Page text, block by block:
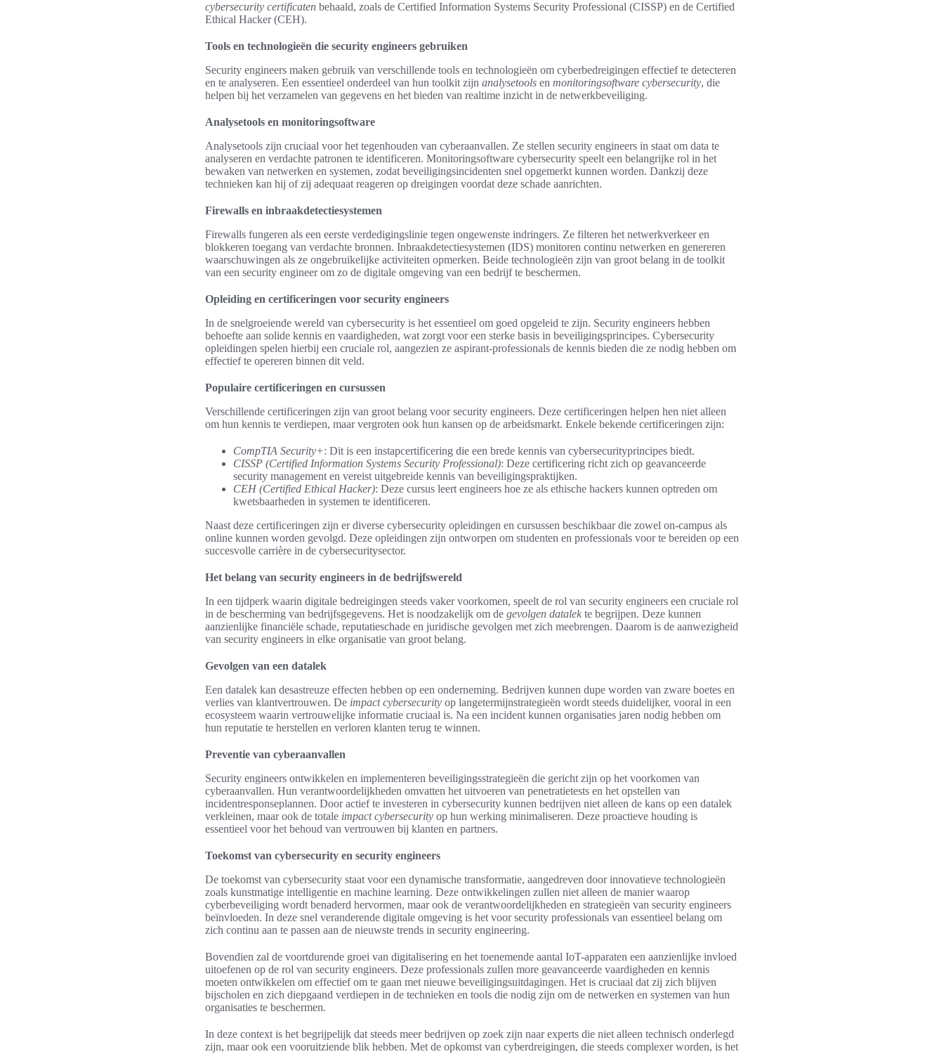
cybersecurity certificaten behaald, zoals de Certified Information Systems Security Professional (CISSP) en de Certified
Ethical Hacker (CEH).
Tools en technologieën die security engineers gebruiken
Security engineers maken gebruik van verschillende tools en technologieën om cyberbedreigingen effectief te detecteren
en te analyseren. Een essentieel onderdeel van hun toolkit zijn analysetools en monitoringsoftware cybersecurity, die
helpen bij het verzamelen van gegevens en het bieden van realtime inzicht in de netwerkbeveiliging.
Analysetools en monitoringsoftware
Analysetools zijn cruciaal voor het tegenhouden van cyberaanvallen. Ze stellen security engineers in staat om data te
analyseren en verdachte patronen te identificeren. Monitoringsoftware cybersecurity speelt een belangrijke rol in het
bewaken van netwerken en systemen, zodat beveiligingsincidenten snel opgemerkt kunnen worden. Dankzij deze
technieken kan hij of zij adequaat reageren op dreigingen voordat deze schade aanrichten.
Firewalls en inbraakdetectiesystemen
Firewalls fungeren als een eerste verdedigingslinie tegen ongewenste indringers. Ze filteren het netwerkverkeer en
blokkeren toegang van verdachte bronnen. Inbraakdetectiesystemen (IDS) monitoren continu netwerken en genereren
waarschuwingen als ze ongebruikelijke activiteiten opmerken. Beide technologieën zijn van groot belang in de toolkit
van een security engineer om zo de digitale omgeving van een bedrijf te beschermen.
Opleiding en certificeringen voor security engineers
In de snelgroeiende wereld van cybersecurity is het essentieel om goed opgeleid te zijn. Security engineers hebben
behoefte aan solide kennis en vaardigheden, wat zorgt voor een sterke basis in beveiligingsprincipes. Cybersecurity
opleidingen spelen hierbij een cruciale rol, aangezien ze aspirant-professionals de kennis bieden die ze nodig hebben om
effectief te opereren binnen dit veld.
Populaire certificeringen en cursussen
Verschillende certificeringen zijn van groot belang voor security engineers. Deze certificeringen helpen hen niet alleen
om hun kennis te verdiepen, maar vergroten ook hun kansen op de arbeidsmarkt. Enkele bekende certificeringen zijn:
CompTIA Security+: Dit is een instapcertificering die een brede kennis van cybersecurityprincipes biedt.
CISSP (Certified Information Systems Security Professional): Deze certificering richt zich op geavanceerde
security management en vereist uitgebreide kennis van beveiligingspraktijken.
CEH (Certified Ethical Hacker): Deze cursus leert engineers hoe ze als ethische hackers kunnen optreden om
kwetsbaarheden in systemen te identificeren.
Naast deze certificeringen zijn er diverse cybersecurity opleidingen en cursussen beschikbaar die zowel on-campus als
online kunnen worden gevolgd. Deze opleidingen zijn ontworpen om studenten en professionals voor te bereiden op een
succesvolle carrière in de cybersecuritysector.
Het belang van security engineers in de bedrijfswereld
In een tijdperk waarin digitale bedreigingen steeds vaker voorkomen, speelt de rol van security engineers een cruciale rol
in de bescherming van bedrijfsgegevens. Het is noodzakelijk om de gevolgen datalek te begrijpen. Deze kunnen
aanzienlijke financiële schade, reputatieschade en juridische gevolgen met zich meebrengen. Daarom is de aanwezigheid
van security engineers in elke organisatie van groot belang.
Gevolgen van een datalek
Een datalek kan desastreuze effecten hebben op een onderneming. Bedrijven kunnen dupe worden van zware boetes en
verlies van klantvertrouwen. De impact cybersecurity op langetermijnstrategieën wordt steeds duidelijker, vooral in een
ecosysteem waarin vertrouwelijke informatie cruciaal is. Na een incident kunnen organisaties jaren nodig hebben om
hun reputatie te herstellen en verloren klanten terug te winnen.
Preventie van cyberaanvallen
Security engineers ontwikkelen en implementeren beveiligingsstrategieën die gericht zijn op het voorkomen van
cyberaanvallen. Hun verantwoordelijkheden omvatten het uitvoeren van penetratietests en het opstellen van
incidentresponseplannen. Door actief te investeren in cybersecurity kunnen bedrijven niet alleen de kans op een datalek
verkleinen, maar ook de totale impact cybersecurity op hun werking minimaliseren. Deze proactieve houding is
essentieel voor het behoud van vertrouwen bij klanten en partners.
Toekomst van cybersecurity en security engineers
De toekomst van cybersecurity staat voor een dynamische transformatie, aangedreven door innovatieve technologieën
zoals kunstmatige intelligentie en machine learning. Deze ontwikkelingen zullen niet alleen de manier waarop
cyberbeveiliging wordt benaderd hervormen, maar ook de verantwoordelijkheden en strategieën van security engineers
beïnvloeden. In deze snel veranderende digitale omgeving is het voor security professionals van essentieel belang om
zich continu aan te passen aan de nieuwste trends in security engineering.
Bovendien zal de voortdurende groei van digitalisering en het toenemende aantal IoT-apparaten een aanzienlijke invloed
uitoefenen op de rol van security engineers. Deze professionals zullen more geavanceerde vaardigheden en kennis
moeten ontwikkelen om effectief om te gaan met nieuwe beveiligingsuitdagingen. Het is cruciaal dat zij zich blijven
bijscholen en zich diepgaand verdiepen in de technieken en tools die nodig zijn om de netwerken en systemen van hun
organisaties te beschermen.
In deze context is het begrijpelijk dat steeds meer bedrijven op zoek zijn naar experts die niet alleen technisch onderlegd
zijn, maar ook een vooruitziende blik hebben. Met de opkomst van cyberdreigingen, die steeds complexer worden, is het